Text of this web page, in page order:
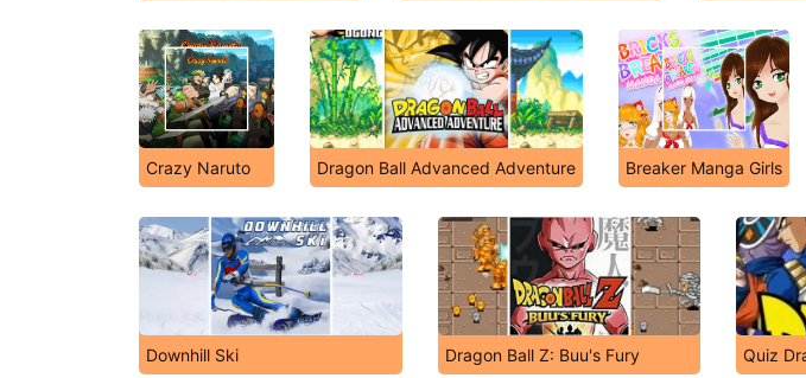
Crazy Naruto Dragon Ball Advanced Adventure Breaker Manga Girls
Downhill Ski Dragon Ball Z: Buu's Fury Quiz